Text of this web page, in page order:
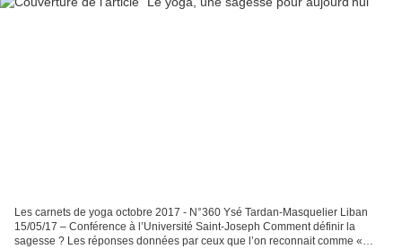
Les carnets de yoga octobre 2017 - N°360 Ysé Tardan-Masquelier Liban
15/05/17 – Conférence à l’Université Saint-Joseph Comment définir la
sagesse ? Les réponses données par ceux que l’on reconnait comme «